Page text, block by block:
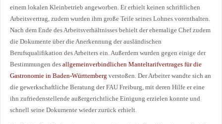
einem lokalen Kleinbetrieb angeworben. Er erhielt keinen schriftlichen
Arbeitsvertrag, zudem wurden ihm große Teile seines Lohnes vorenthalten.
Nach dem Ende des Arbeitsverhältnisses behielt der ehemalige Chef zudem
die Dokumente über die Anerkennung der ausländischen
Berufsqualifikation des Arbeiters ein. Außerdem wurden gegen einige der
Bestimmungen des allgemeinverbindlichen Manteltarifvertrages für die
Gastronomie in Baden-Württemberg verstoßen. Der Arbeiter wandte sich an
die gewerkschaftliche Beratung der FAU Freiburg, mit deren Hilfe er eine
ihn zufriedenstellende außergerichtliche Einigung erzielen konnte und
schnell seine Dokumente wieder zurück erhielt.